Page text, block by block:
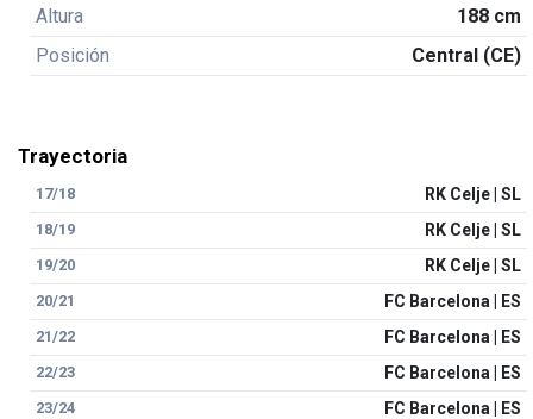
Altura
188 cm
Posición
Central (CE)
Trayectoria
17/18 RK Celje | SL
18/19 RK Celje | SL
19/20 RK Celje | SL
20/21 FC Barcelona | ES
21/22 FC Barcelona | ES
22/23 FC Barcelona | ES
23/24 FC Barcelona | ES